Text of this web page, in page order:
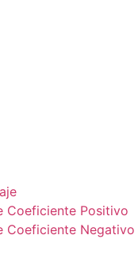
Coeficiente Positivo
Coeficiente Negativo